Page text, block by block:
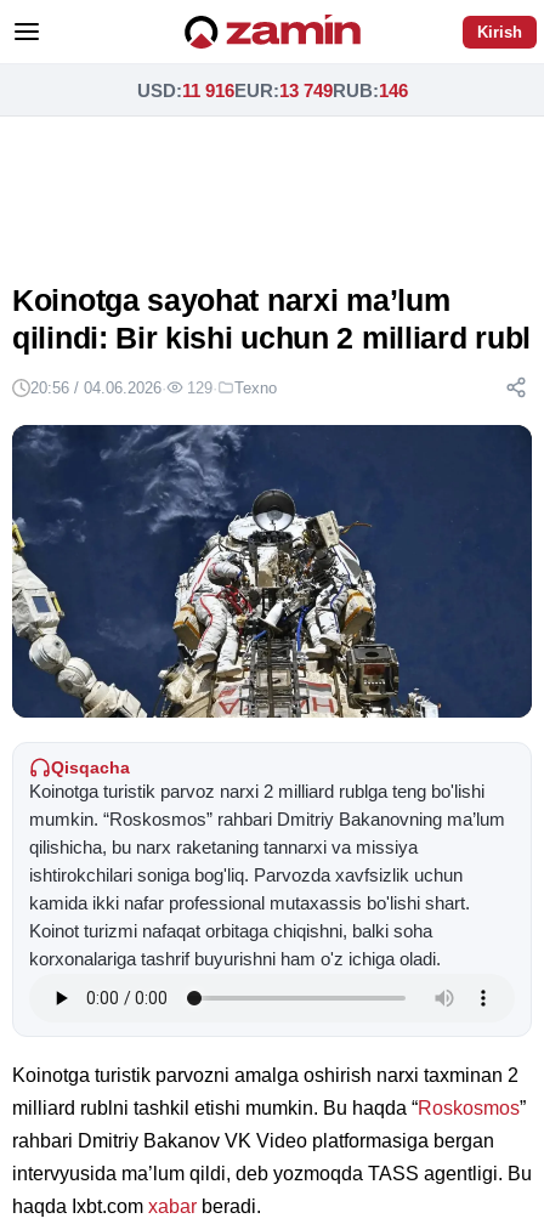
Kirish
USD:11 916EUR:13 749RUB:146
Koinotga sayohat narxi ma’lum
qilindi: Bir kishi uchun 2 milliard rubl
20:56 / 04.06.2026· 129· Texno
Qisqacha
Koinotga turistik parvoz narxi 2 milliard rublga teng bo'lishi
mumkin. “Roskosmos” rahbari Dmitriy Bakanovning ma’lum
qilishicha, bu narx raketaning tannarxi va missiya
ishtirokchilari soniga bog'liq. Parvozda xavfsizlik uchun
kamida ikki nafar professional mutaxassis bo'lishi shart.
Koinot turizmi nafaqat orbitaga chiqishni, balki soha
korxonalariga tashrif buyurishni ham o'z ichiga oladi.
Koinotga turistik parvozni amalga oshirish narxi taxminan 2
milliard rublni tashkil etishi mumkin. Bu haqda “Roskosmos”
rahbari Dmitriy Bakanov VK Video platformasiga bergan
intervyusida ma’lum qildi, deb yozmoqda TASS agentligi. Bu
haqda Ixbt.com xabar beradi.